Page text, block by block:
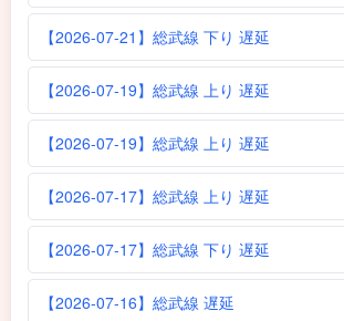
【2026-07-21】総武線 下り 遅延
【2026-07-19】総武線 上り 遅延
【2026-07-19】総武線 上り 遅延
【2026-07-17】総武線 上り 遅延
【2026-07-17】総武線 下り 遅延
【2026-07-16】総武線 遅延